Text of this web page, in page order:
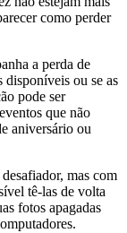
como perder
a perda de
disponíveis ou se as
pode ser
que não
aniversário ou
mas com
tê-las de volta
fotos apagadas